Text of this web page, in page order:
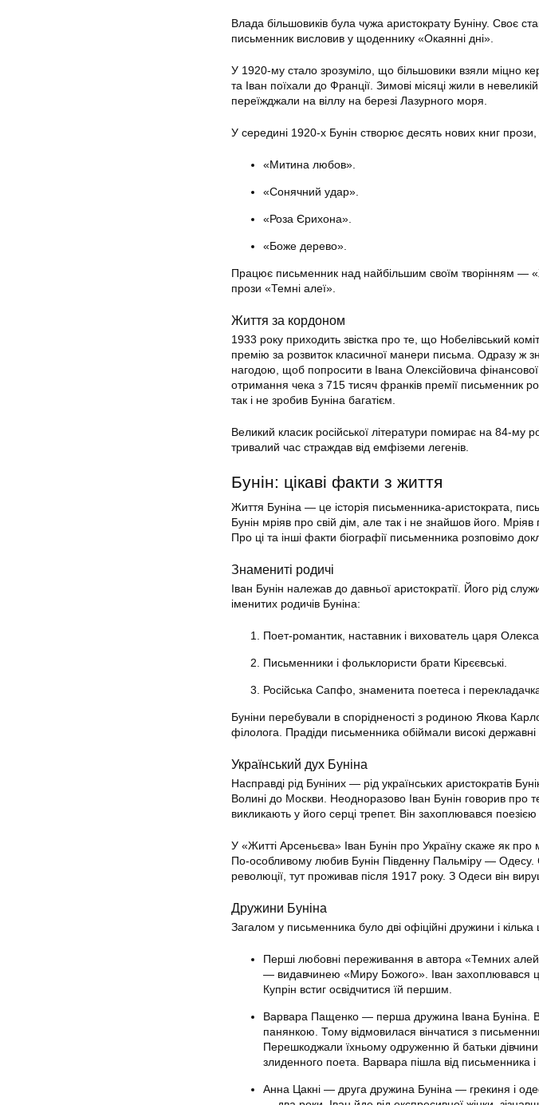
Влада більшовиків була чужа аристократу Буніну. Своє
письменник висловив у щоденнику «Окаянні дні».
У 1920-му стало зрозуміло, що більшовики взяли міцно
та Іван поїхали до Франції. Зимові місяці жили в
переїжджали на віллу на березі Лазурного моря.
У середині 1920-х Бунін створює десять нових книг прози,
«Митина любов».
«Сонячний удар».
«Роза Єрихона».
«Боже дерево».
Працює письменник над найбільшим своїм творінням —
прози «Темні алеї».
Життя за кордоном
1933 року приходить звістка про те, що Нобелівський
премію за розвиток класичної манери письма. Одразу ж
нагодою, щоб попросити в Івана Олексійовича
отримання чека з 715 тисяч франків премії письменник
так і не зробив Буніна багатієм.
Великий класик російської літератури помирає на 84-му
тривалий час страждав від емфіземи легенів.
Бунін: цікаві факти з життя
Життя Буніна — це історія письменника-аристократа,
Бунін мріяв про свій дім, але так і не знайшов його.
Про ці та інші факти біографії письменника розповімо
Знамениті родичі
Іван Бунін належав до давньої аристократії. Його рід
іменитих родичів Буніна:
Поет-романтик, наставник і вихователь царя
Письменники і фольклористи брати Кірєєвські.
Російська Сапфо, знаменита поетеса і
Буніни перебували в спорідненості з родиною Якова
філолога. Прадіди письменника обіймали високі
Український дух Буніна
Насправді рід Буніних — рід українських аристократів
Волині до Москви. Неодноразово Іван Бунін говорив
викликають у його серці трепет. Він захоплювався
У «Житті Арсеньєва» Іван Бунін про Україну скаже як про
По-особливому любив Бунін Південну Пальміру — Одесу.
революції, тут проживав після 1917 року. З Одеси він
Дружини Буніна
Загалом у письменника було дві офіційні дружини і кілька
Перші любовні переживання в автора «Темних
— видавчинею «Миру Божого». Іван захоплювався
Купрін встиг освідчитися їй першим.
Варвара Пащенко — перша дружина Івана Буніна.
панянкою. Тому відмовилася вінчатися з
Перешкоджали їхньому одруженню й батьки дівчини,
злиденного поета. Варвара пішла від письменника
Анна Цакні — друга дружина Буніна — грекиня і